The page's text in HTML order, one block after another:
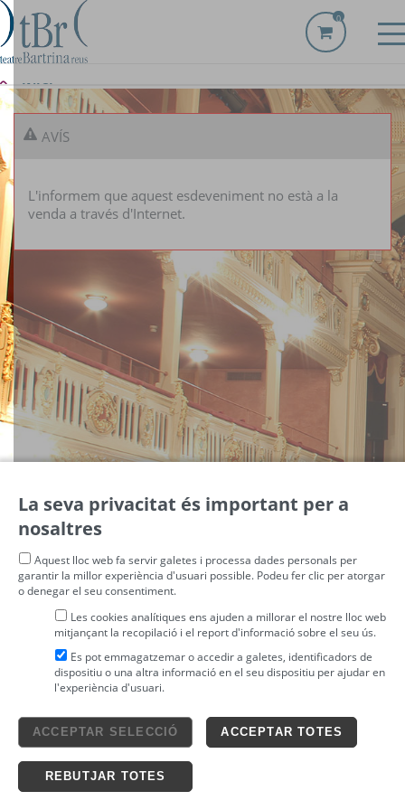
0
INICI
LOCALITZACIÓ
ABONAMENTS
AVÍS
L'informem que aquest esdeveniment no està a la
venda a través d'Internet.
powered by4tickets S.L.
Ticketing solutions
Avís legal
Condicions generals
La seva privacitat és important per a
nosaltres
Aquest lloc web fa servir galetes i processa dades personals per
garantir la millor experiència d'usuari possible. Podeu fer clic per atorgar
o denegar el seu consentiment.
Les cookies analítiques ens ajuden a millorar el nostre lloc web
mitjançant la recopilació i el report d'informació sobre el seu ús.
Es pot emmagatzemar o accedir a galetes, identificadors de
dispositiu o una altra informació en el seu dispositiu per ajudar en
l'experiència d'usuari.
ACCEPTAR TOTES
ACCEPTAR SELECCIÓ
REBUTJAR TOTES